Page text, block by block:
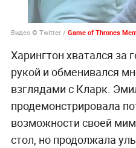
Видео © Twitter /
Харингтон хватался за
рукой и обменивался
взглядами с Кларк.
продемонстрировала
возможности своей
стол, но продолжала